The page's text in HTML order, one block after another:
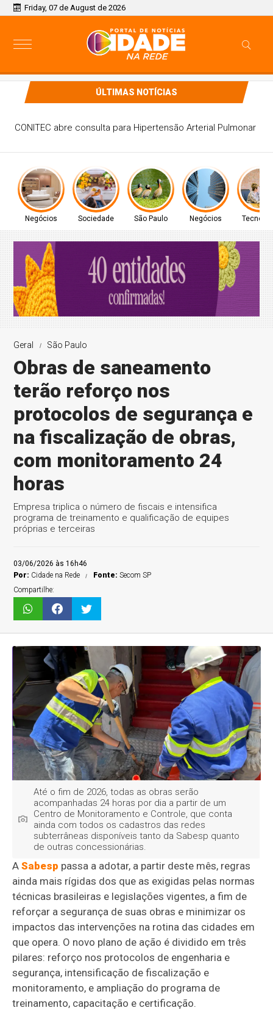
Friday, 07 de August de 2026
ÚLTIMAS NOTÍCIAS
CONITEC abre consulta para Hipertensão Arterial Pulmonar
Negócios Sociedade São Paulo Negócios
Geral São Paulo
Obras de saneamento
terão reforço nos
protocolos de segurança e
na fiscalização de obras,
com monitoramento 24
horas
Empresa triplica o número de fiscais e intensifica
programa de treinamento e qualificação de equipes
próprias e terceiras
03/06/2026 às 16h46
Por: Cidade na Rede Fonte:Secom SP
Compartilhe:
Até o fim de 2026, todas as obras serão
acompanhadas 24 horas por dia a partir de um
Centro de Monitoramento e Controle, que conta
ainda com todos os cadastros das redes
subterrâneas disponíveis tanto da Sabesp quanto
de outras concessionárias.
ASabesp passa a adotar, a partir deste mês, regras
ainda mais rígidas dos que as exigidas pelas normas
técnicas brasileiras e legislações vigentes, a fim de
reforçar a segurança de suas obras e minimizar os
impactos das intervenções na rotina das cidades em
que opera. O novo plano de ação é dividido em três
pilares: reforço nos protocolos de engenharia e
segurança, intensificação de fiscalização e
monitoramento, e ampliação do programa de
treinamento, capacitação e certificação.